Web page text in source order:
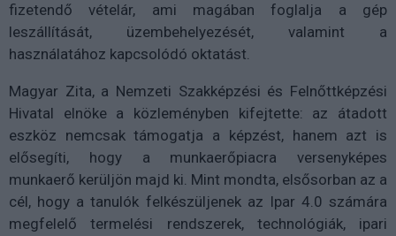
fizetendő vételár, ami magában foglalja a gép
leszállítását, üzembehelyezését, valamint a
használatához kapcsolódó oktatást.
Magyar Zita, a Nemzeti Szakképzési és Felnőttképzési
Hivatal elnöke a közleményben kifejtette: az átadott
eszköz nemcsak támogatja a képzést, hanem azt is
elősegíti, hogy a munkaerőpiacra versenyképes
munkaerő kerüljön majd ki. Mint mondta, elsősorban az a
cél, hogy a tanulók felkészüljenek az Ipar 4.0 számára
megfelelő termelési rendszerek, technológiák, ipari